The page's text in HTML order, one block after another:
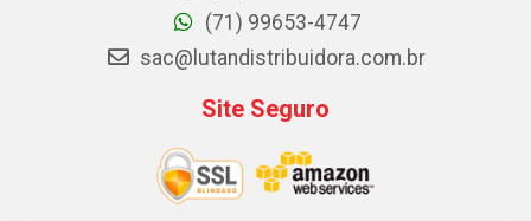
(71) 99653-4747
sac@lutandistribuidora.com.br
Site Seguro